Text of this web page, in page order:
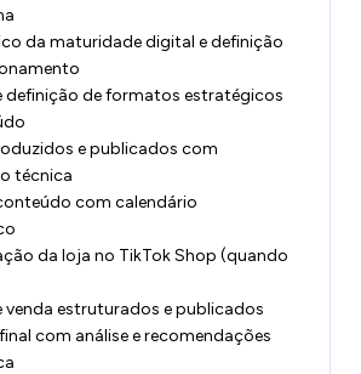
da maturidade digital e definição
definição de formatos estratégicos
e publicados com
técnica
com calendário
da loja no TikTok Shop (quando
venda estruturados e publicados
com análise e recomendações